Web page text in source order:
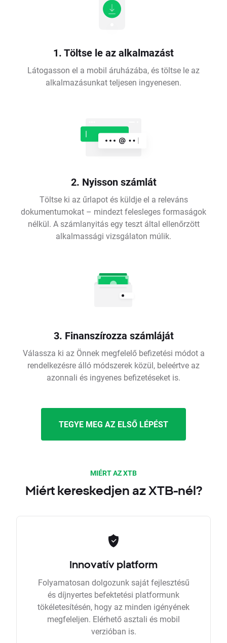
1. Töltse le az alkalmazást
Látogasson el a mobil áruházába, és töltse le az
alkalmazásunkat teljesen ingyenesen.
2. Nyisson számlát
Töltse ki az űrlapot és küldje el a releváns
dokumentumokat – mindezt felesleges formaságok
nélkül. A számlanyitás egy teszt által ellenőrzött
alkalmassági vizsgálaton múlik.
3. Finanszírozza számláját
Válassza ki az Önnek megfelelő befizetési módot a
rendelkezésre álló módszerek közül, beleértve az
azonnali és ingyenes befizetéseket is.
TEGYE MEG AZ ELSŐ LÉPÉST
MIÉRT AZ XTB
Miért kereskedjen az XTB-nél?
Innovatív platform
Folyamatosan dolgozunk saját fejlesztésű
és díjnyertes befektetési platformunk
tökéletesítésén, hogy az minden igényének
megfeleljen. Elérhető asztali és mobil
verzióban is.